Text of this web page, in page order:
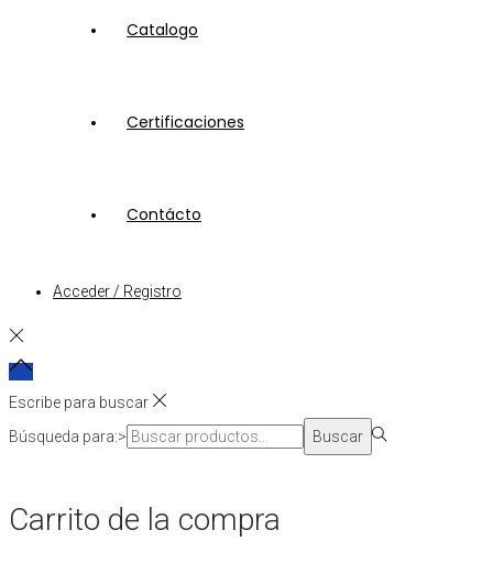
Catalogo
Certificaciones
Contácto
Acceder / Registro
Escribe para buscar
Búsqueda para:>
Buscar
Carrito de la compra